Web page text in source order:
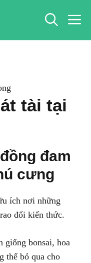
tài tại
đam
cưng
ích nơi những
đổi kiến thức.
giống bonsai, hoa
thể bỏ qua cho